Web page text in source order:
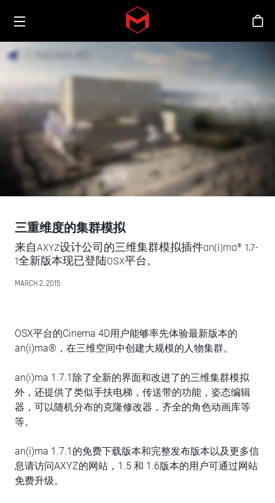
Skip to main content
商
三重维度的集群模拟
来自AXYZ设计公司的三维集群模拟插件an(i)ma® 1.7-
1全新版本现已登陆OSX平台。
MARCH 2, 2015
OSX平台的Cinema 4D用户能够率先体验最新版本的
an(i)ma®，在三维空间中创建大规模的人物集群。
an(i)ma 1.7.1除了全新的界面和改进了的三维集群模拟
外，还提供了类似手扶电梯，传送带的功能，姿态编辑
器，可以随机分布的克隆修改器，齐全的角色动画库等
等。
an(i)ma 1.7.1的免费下载版本和完整发布版本以及更多信
息请访问AXYZ的网站，1.5 和 1.6版本的用户可通过网站
免费升级。